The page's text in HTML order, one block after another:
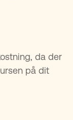
da der
på dit